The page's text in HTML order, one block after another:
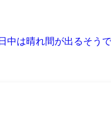
は晴れ間が出るそう